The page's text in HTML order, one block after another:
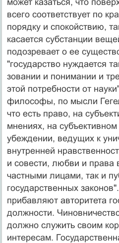
всего соответст­вует по
порядку и спокойст­вию,
касается субстанции
подозревает о ее
"государство нуждается
зовании и понимании и
этой потребности от
философы, по мысли
что есть право, на
мнениях, на
убеждении, ведущих к
внутренней
и совести, любви и права
частными лицами, так и
государственных
прибавляют авторитета
должности.
должно служить своим
интересам.